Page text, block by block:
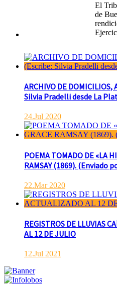
El
de
ARCHIVO DE DOMICILIOS,
Silvia Pradelli desde La
24.Jul 2020
POEMA TOMADO DE «LA
RAMSAY (1869). (Enviado
22.Mar 2020
REGISTROS DE LLUVIAS
AL 12 DE JULIO
12.Jul 2021